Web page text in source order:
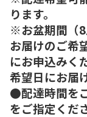
ります。
※お盆期間（
お届けのご希
にお申込みく
希望日にお届
●配達時間を
をご指定くだ